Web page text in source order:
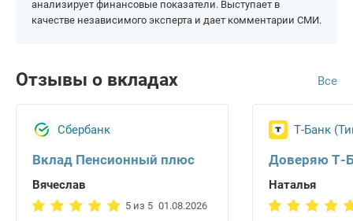
анализирует финансовые показатели. Выступает в
качестве независимого эксперта и дает комментарии СМИ.
Отзывы о вкладах Все
Сбербанк
Вклад Пенсионный плюс
Вячеслав
5 из 5 01.08.2026
Т-Банк
Доверяю Т-
Наталья